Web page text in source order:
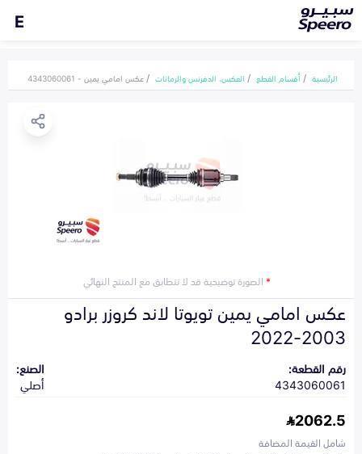
E
الرئيسية أقسام القطع العكس، الدفرنس والرمانات عكس امامي يمين - 4343060061
*الصورة توضيحية قد لا تتطابق مع المنتج النهائي
عكس امامي يمين تويوتا لاند كروزر برادو
2003-2022
رقم القطعة:
4343060061
الصنع:
أصلي
2062.5
شامل القيمة المضافة